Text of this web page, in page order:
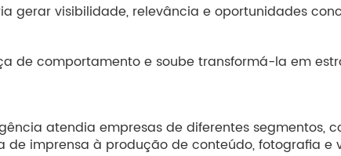
gerar visibilidade, relevância e oportunidades
de comportamento e soube transformá-la em
atendia empresas de diferentes segmentos,
de imprensa à produção de conteúdo, fotografia e